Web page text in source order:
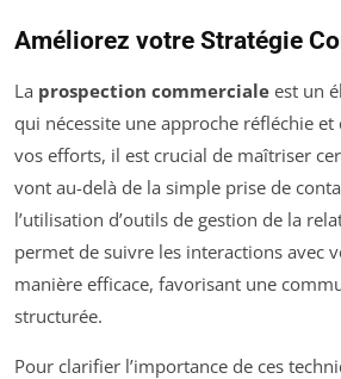
Améliorez votre Stratégie
La prospection commerciale est un
qui nécessite une approche réfléchie
vos efforts, il est crucial de maîtriser
vont au-delà de la simple prise de
l’utilisation d’outils de gestion de la
permet de suivre les interactions avec
manière efficace, favorisant une
structurée.
Pour clarifier l’importance de ces